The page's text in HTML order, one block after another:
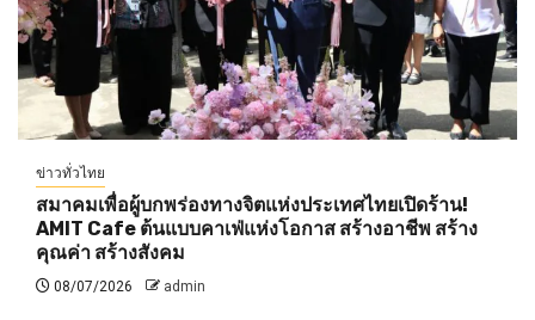
ข่าวทั่วไทย
สมาคมเพื่อผู้บกพร่องทางจิตแห่งประเทศไทยเปิดร้าน!
AMIT Cafe ต้นแบบคาเฟ่แห่งโอกาส สร้างอาชีพ สร้าง
คุณค่า สร้างสังคม
08/07/2026 admin